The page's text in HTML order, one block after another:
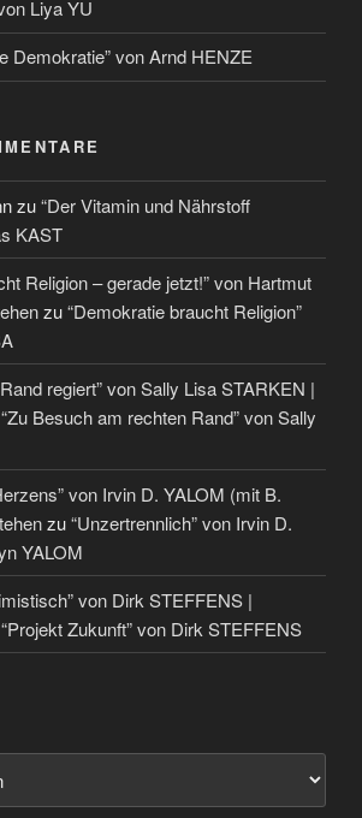
Liya YU
Demokratie” von Arnd HENZE
zu“Der Vitamin und Nährstoff
KAST
Religion – gerade jetzt!” von Hartmut
zu“Demokratie braucht Religion”
regiert” von Sally Lisa STARKEN |
“Zu Besuch am rechten Rand” von Sally
von Irvin D. YALOM (mit B.
zu“Unzertrennlich” von Irvin D.
YALOM
von Dirk STEFFENS |
“Projekt Zukunft” von Dirk STEFFENS